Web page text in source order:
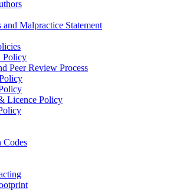
Malpractice Statement
Policy
Peer Review Process
Licence Policy
Codes